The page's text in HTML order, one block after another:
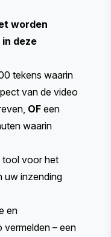
worden
deze
tekens waarin
van de video
OF een
waarin
tool voor het
uw inzending
en
– een